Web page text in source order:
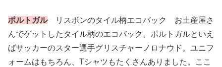
ポルトガルリスボンのタイル柄エコバック お土産屋さ
んでゲットしたタイル柄のエコバック。ポルトガルといえ
ばサッカーのスター選手グリスチャーノロナウド。ユニフ
ォームはもちろん、Tシャツもたくさんありました。ここ